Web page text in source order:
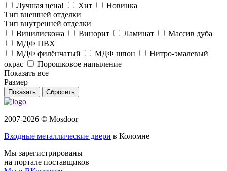
Лучшая цена!
Хит
Новинка
Тип внешней отделки
Тип внутренней отделки
Винилискожа
Винорит Ламинат
Массив дуба
МДФ ПВХ
МДФ филёнчатый
МДФ шпон
Нитро-эмалевый
окрас
Порошковое напыление
Показать все
Размер
Сбросить
2007-2026 © Mosdoor
Входные металлические двери в Коломне
Мы зарегистрированы
на портале поставщиков